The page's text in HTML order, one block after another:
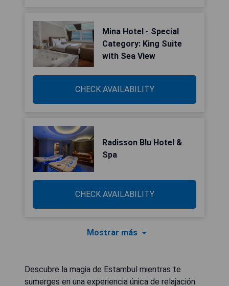
Mina Hotel - Special
Category: King Suite
with Sea View
CHECK AVAILABILITY
Radisson Blu Hotel &
Spa
CHECK AVAILABILITY
Mostrar más
Descubre la magia de Estambul mientras te
sumerges en una experiencia única de relajación